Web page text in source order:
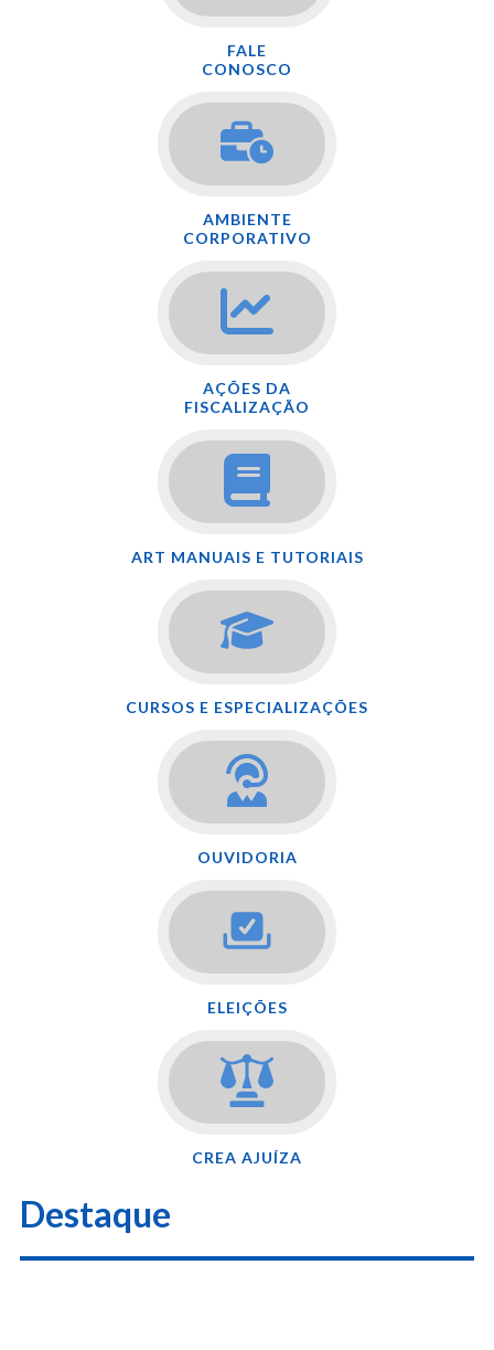
FALE
CONOSCO
AMBIENTE
CORPORATIVO
AÇÕES DA
FISCALIZAÇÃO
ART MANUAIS E TUTORIAIS
CURSOS E ESPECIALIZAÇÕES
OUVIDORIA
ELEIÇÕES
CREA AJUÍZA
Destaque